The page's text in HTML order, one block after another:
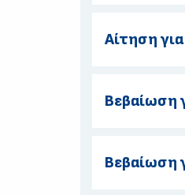
Αίτηση
Βεβαίωση
Βεβαίωση